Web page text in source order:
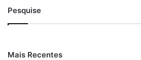
Pesquise
Mais Recentes